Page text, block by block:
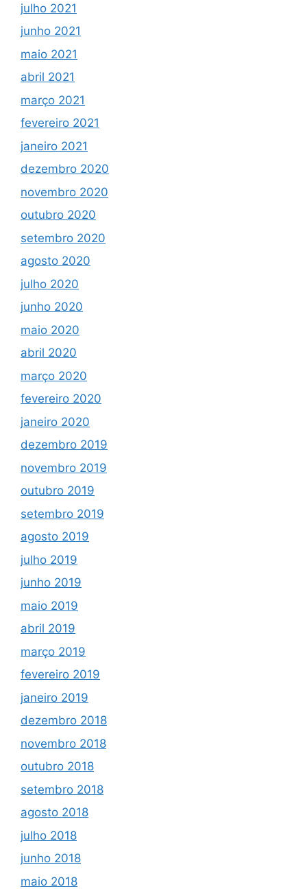
julho 2021
junho 2021
maio 2021
abril 2021
março 2021
fevereiro 2021
janeiro 2021
dezembro 2020
novembro 2020
outubro 2020
setembro 2020
agosto 2020
julho 2020
junho 2020
maio 2020
abril 2020
março 2020
fevereiro 2020
janeiro 2020
dezembro 2019
novembro 2019
outubro 2019
setembro 2019
agosto 2019
julho 2019
junho 2019
maio 2019
abril 2019
março 2019
fevereiro 2019
janeiro 2019
dezembro 2018
novembro 2018
outubro 2018
setembro 2018
agosto 2018
julho 2018
junho 2018
maio 2018